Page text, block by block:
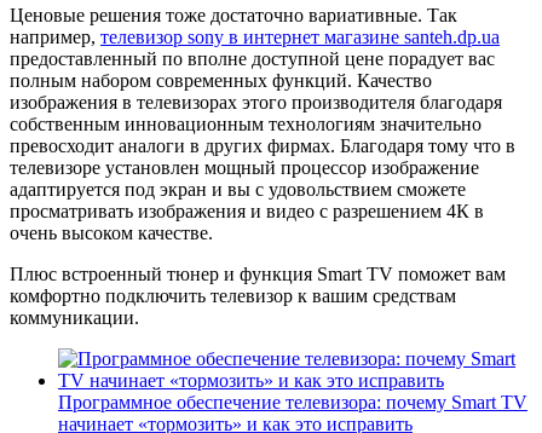
Ценовые решения тоже достаточно вариативные. Так
например, телевизор sony в интернет магазине santeh.dp.ua
предоставленный по вполне доступной цене порадует вас
полным набором современных функций. Качество
изображения в телевизорах этого производителя благодаря
собственным инновационным технологиям значительно
превосходит аналоги в других фирмах. Благодаря тому что в
телевизоре установлен мощный процессор изображение
адаптируется под экран и вы с удовольствием сможете
просматривать изображения и видео с разрешением 4К в
очень высоком качестве.
Плюс встроенный тюнер и функция Smart TV поможет вам
комфортно подключить телевизор к вашим средствам
коммуникации.
Программное обеспечение телевизора: почему Smart TV
начинает «тормозить» и как это исправить